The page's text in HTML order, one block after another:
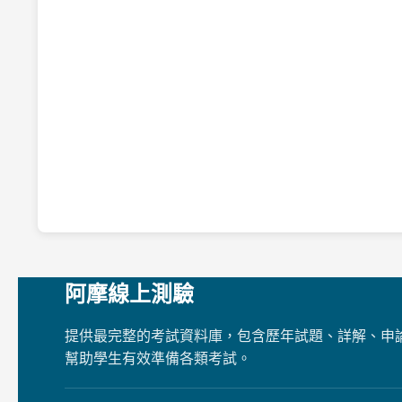
阿摩線上測驗
提供最完整的考試資料庫，包含歷年試題、詳解、申
幫助學生有效準備各類考試。